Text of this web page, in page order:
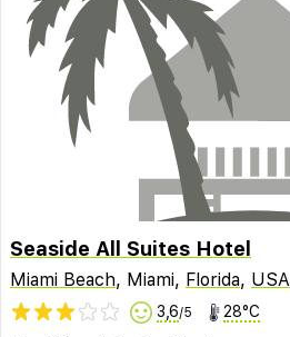
Seaside All Suites Hotel
Miami Beach, Miami, Florida, USA
3,6/5 28°C